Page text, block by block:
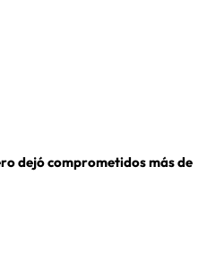
dejó comprometidos más de